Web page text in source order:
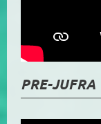
PRE-JUFRA